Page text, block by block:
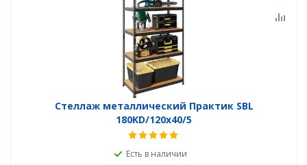
Стеллаж металлический Практик SBL
180KD/120x40/5
Есть в наличии